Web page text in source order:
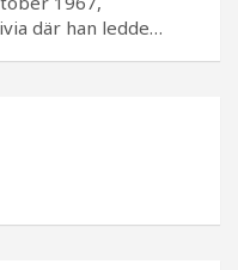
där han ledde…